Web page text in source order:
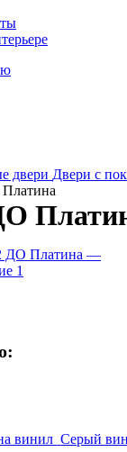
двери Двери с
винил Серый